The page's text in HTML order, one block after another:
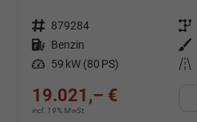
Fahrzeugnr. 879284 Getriebe
Kraftstoff Benzin Außenfarbe
Leistung 59 kW (80 PS) Kilometerstand
19.021,– €
incl. 19% MwSt.